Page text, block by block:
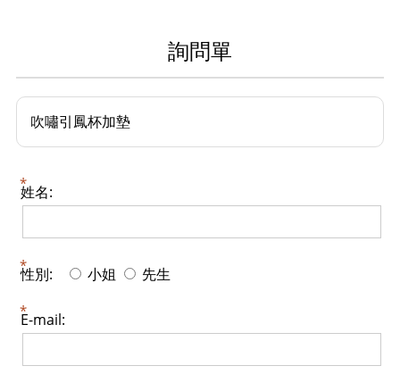
詢問單
吹嘯引鳳杯加墊
姓名:
性別: 小姐 先生
E-mail: